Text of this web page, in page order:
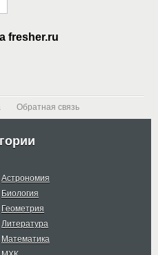
fresher.ru
Обратная связь
Астрономия
Биология
Геометрия
Литература
Математика